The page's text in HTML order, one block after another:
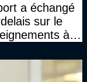
a échangé
sur le
à la